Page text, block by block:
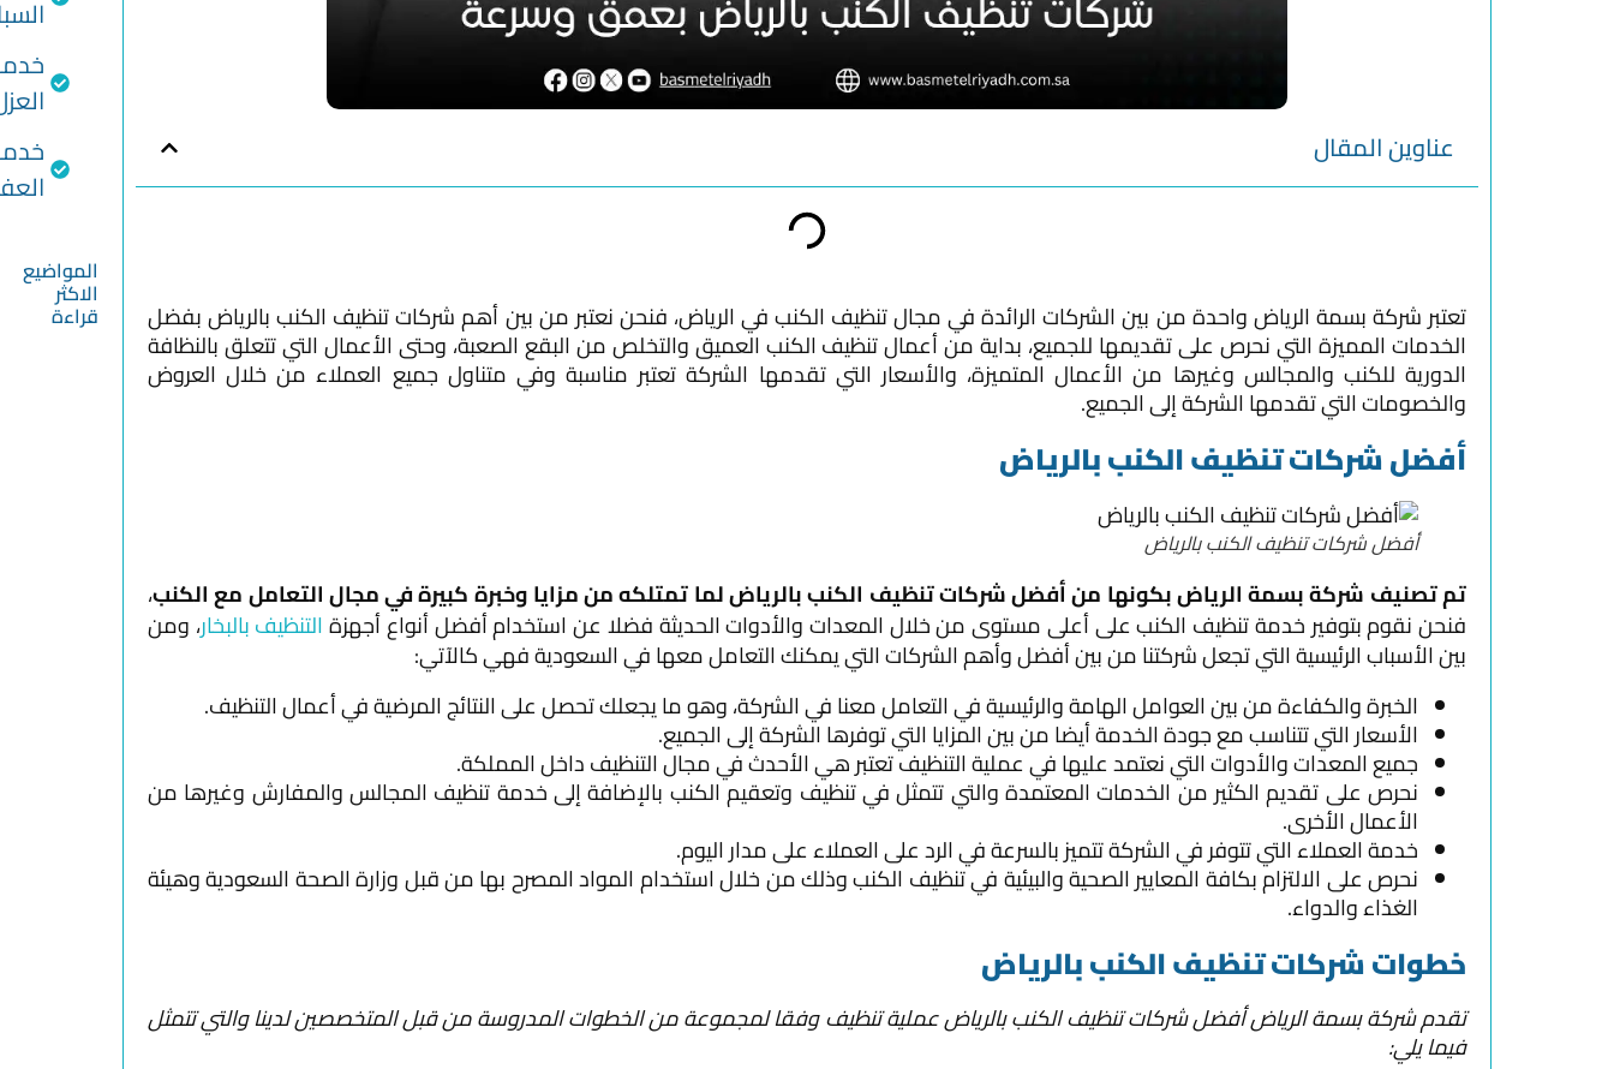
عناوين المقال
تعتبر شركة بسمة الرياض واحدة من بين الشركات الرائدة في مجال تنظيف الكنب في الرياض، فنحن نعتبر من بين أهم شركات تنظيف الكنب بالرياض بفضل
الخدمات المميزة التي نحرص على تقديمها للجميع، بداية من أعمال تنظيف الكنب العميق والتخلص من البقع الصعبة، وحتى الأعمال التي تتعلق بالنظافة
الدورية للكنب والمجالس وغيرها من الأعمال المتميزة، والأسعار التي تقدمها الشركة تعتبر مناسبة وفي متناول جميع العملاء من خلال العروض
والخصومات التي تقدمها الشركة إلى الجميع.
أفضل شركات تنظيف الكنب بالرياض
أفضل شركات تنظيف الكنب بالرياض
تم تصنيف شركة بسمة الرياض بكونها من أفضل شركات تنظيف الكنب بالرياض لما تمتلكه من مزايا وخبرة كبيرة في مجال التعامل مع الكنب،
فنحن نقوم بتوفير خدمة تنظيف الكنب على أعلى مستوى من خلال المعدات والأدوات الحديثة فضلا عن استخدام أفضل أنواع أجهزةالتنظيف بالبخار، ومن
بين الأسباب الرئيسية التي تجعل شركتنا من بين أفضل وأهم الشركات التي يمكنك التعامل معها في السعودية فهي كالآتي:
الخبرة والكفاءة من بين العوامل الهامة والرئيسية في التعامل معنا في الشركة، وهو ما يجعلك تحصل على النتائج المرضية في أعمال التنظيف.
الأسعار التي تتناسب مع جودة الخدمة أيضا من بين المزايا التي توفرها الشركة إلى الجميع.
جميع المعدات والأدوات التي نعتمد عليها في عملية التنظيف تعتبر هي الأحدث في مجال التنظيف داخل المملكة.
نحرص على تقديم الكثير من الخدمات المعتمدة والتي تتمثل في تنظيف وتعقيم الكنب بالإضافة إلى خدمة تنظيف المجالس والمفارش وغيرها من
الأعمال الأخرى.
خدمة العملاء التي تتوفر في الشركة تتميز بالسرعة في الرد على العملاء على مدار اليوم.
نحرص على الالتزام بكافة المعايير الصحية والبيئية في تنظيف الكنب وذلك من خلال استخدام المواد المصرح بها من قبل وزارة الصحة السعودية وهيئة
الغذاء والدواء.
خطوات شركات تنظيف الكنب بالرياض
تقدم شركة بسمة الرياض أفضل شركات تنظيف الكنب بالرياض عملية تنظيف وفقا لمجموعة من الخطوات المدروسة من قبل المتخصصين لدينا والتي تتمثل
فيما يلي:
المواضيع
الاكثر
قراءة